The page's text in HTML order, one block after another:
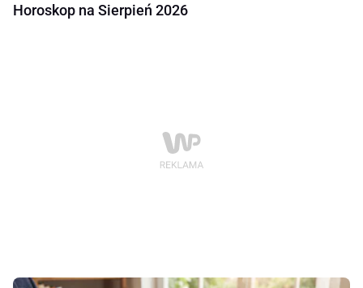
Horoskop na Sierpień 2026